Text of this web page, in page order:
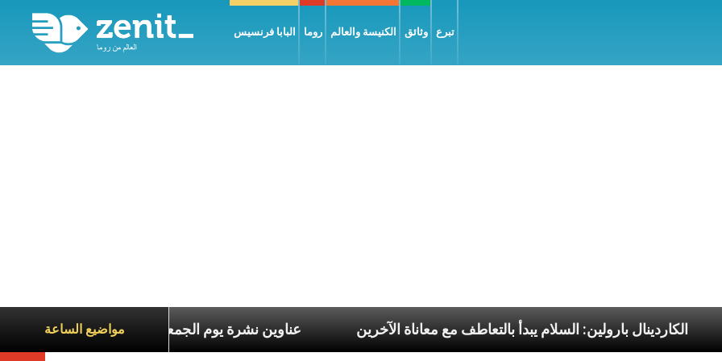
البابا فرنسيس روما الكنيسة والعالم وثائق تبرع
مواضيع الساعةعناوين نشرة يوم الجمعة 7 آب 2026: السلام يُبنى بصبر يومًا بعد يوم الكاردينال بارولين: السلام يبدأ بالتعاطف مع معاناة الآخرين